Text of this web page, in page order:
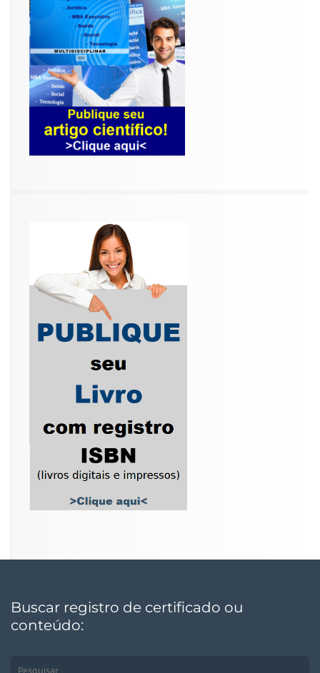
Buscar registro de certificado ou
conteúdo: